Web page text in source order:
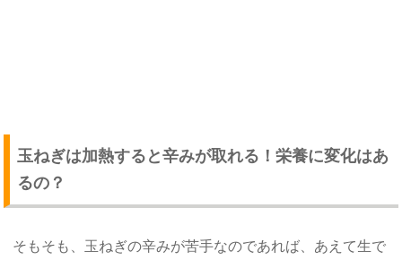
玉ねぎは加熱すると辛みが取れる！栄養に変化はあ
るの？
そもそも、玉ねぎの辛みが苦手なのであれば、あえて生で